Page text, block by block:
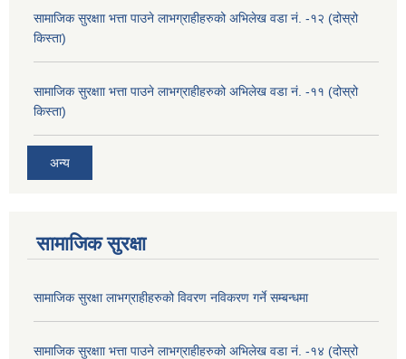
सामाजिक सुरक्षाा भत्ता पाउने लाभग्राहीहरुको अभिलेख वडा नं. -१२ (दोस्रो
किस्ता)
सामाजिक सुरक्षाा भत्ता पाउने लाभग्राहीहरुको अभिलेख वडा नं. -११ (दोस्रो
किस्ता)
अन्य
सामाजिक सुरक्षा
सामाजिक सुरक्षा लाभग्राहीहरुको विवरण नविकरण गर्ने सम्बन्धमा
सामाजिक सुरक्षाा भत्ता पाउने लाभग्राहीहरुको अभिलेख वडा नं. -१४ (दोस्रो